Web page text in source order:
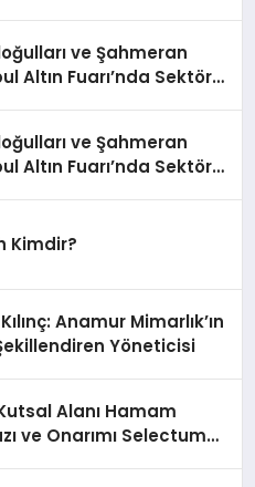
ve Şahmeran
Altın Fuarı’nda Sektöre
ve Şahmeran
Altın Fuarı’nda Sektöre
Kimdir?
Anamur Mimarlık’ın
Yöneticisi
Alanı Hamam
ve Onarımı Selectum